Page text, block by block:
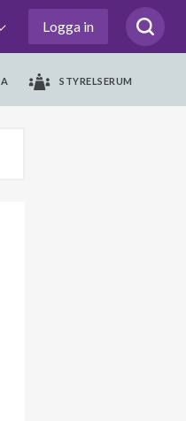
Logga in
STYRELSERUM